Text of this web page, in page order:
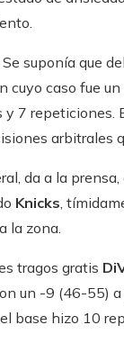
Se suponía que
cuyo caso fue
7 repeticiones.
arbitrales
da a la prensa,
Knicks,
la zona.
tragos gratis
un -9 (46-55)
base hizo 10